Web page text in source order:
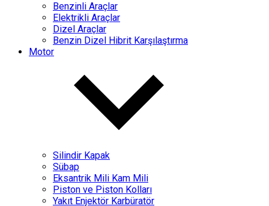
Benzinli Araçlar
Elektrikli Araçlar
Dizel Araçlar
Benzin Dizel Hibrit Karşılaştırma
Motor
Silindir Kapak
Sübap
Eksantrik Mili Kam Mili
Piston ve Piston Kolları
Yakıt Enjektör Karbüratör